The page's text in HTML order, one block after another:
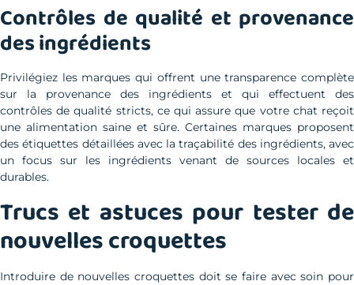
Contrôles de qualité et provenance
des ingrédients
Privilégiez les marques qui offrent une transparence complète
sur la provenance des ingrédients et qui effectuent des
contrôles de qualité stricts, ce qui assure que votre chat reçoit
une alimentation saine et sûre. Certaines marques proposent
des étiquettes détaillées avec la traçabilité des ingrédients, avec
un focus sur les ingrédients venant de sources locales et
durables.
Trucs et astuces pour tester de
nouvelles croquettes
Introduire de nouvelles croquettes doit se faire avec soin pour